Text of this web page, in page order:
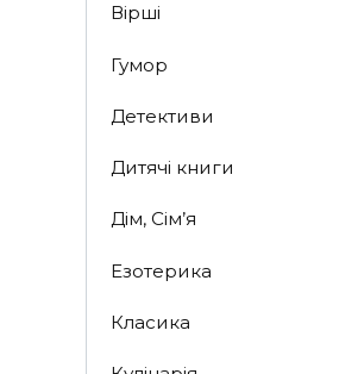
Вірші
Гумор
Детективи
Дитячі книги
Дім, Сім’я
Езотерика
Класика